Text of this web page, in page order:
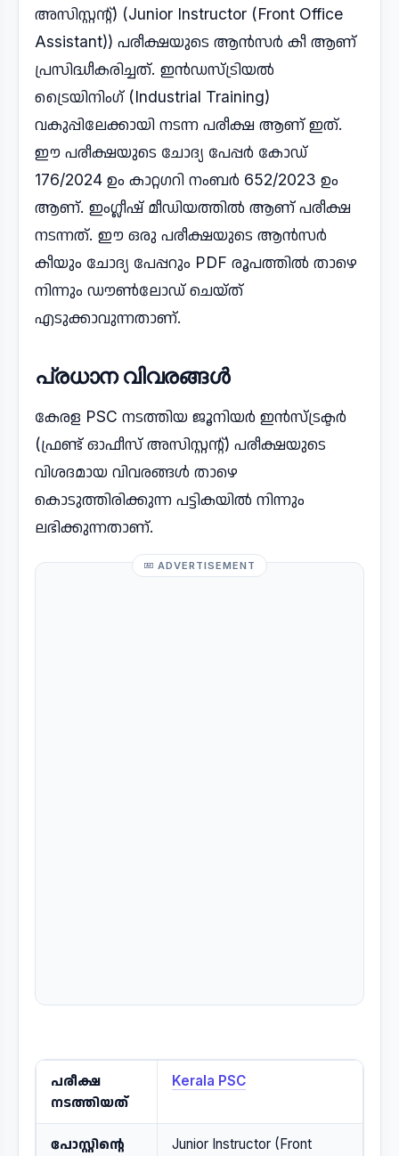
അസിസ്റ്റന്റ്) (Junior Instructor (Front Office
Assistant)) പരീക്ഷയുടെ ആൻസർ കീ ആണ്
പ്രസിദ്ധീകരിച്ചത്. ഇൻഡസ്ട്രിയൽ
ട്രൈയിനിംഗ് (Industrial Training)
വകുപ്പിലേക്കായി നടന്ന പരീക്ഷ ആണ് ഇത്.
ഈ പരീക്ഷയുടെ ചോദ്യ പേപ്പർ കോഡ്
176/2024 ഉം കാറ്റഗറി നംബർ 652/2023 ഉം
ആണ്. ഇംഗ്ലീഷ് മീഡിയത്തിൽ ആണ് പരീക്ഷ
നടന്നത്. ഈ ഒരു പരീക്ഷയുടെ ആൻസർ
കീയും ചോദ്യ പേപ്പറും PDF രൂപത്തിൽ താഴെ
നിന്നും ഡൗൺലോഡ് ചെയ്ത്
എടുക്കാവുന്നതാണ്.
പ്രധാന വിവരങ്ങൾ
കേരള PSC നടത്തിയ ജൂനിയർ ഇൻസ്ട്രക്ടർ
(ഫ്രണ്ട് ഓഫീസ് അസിസ്റ്റന്റ്) പരീക്ഷയുടെ
വിശദമായ വിവരങ്ങൾ താഴെ
കൊടുത്തിരിക്കുന്ന പട്ടികയിൽ നിന്നും
ലഭിക്കുന്നതാണ്.
ADVERTISEMENT
പരീക്ഷ
നടത്തിയത്
Kerala PSC
പോസ്റ്റിന്റെ
Junior Instructor (Front